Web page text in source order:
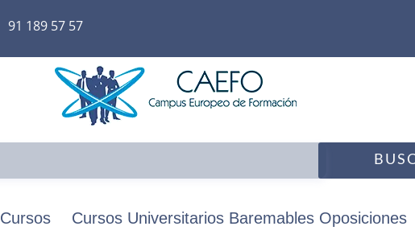
91 189 57 57
Cursos Cursos Universitarios Baremables Oposiciones